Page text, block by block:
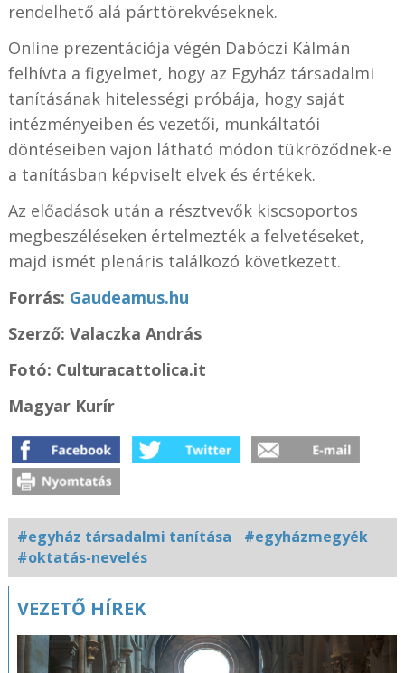
rendelhető alá párttörekvéseknek.
Online prezentációja végén Dabóczi Kálmán
felhívta a figyelmet, hogy az Egyház társadalmi
tanításának hitelességi próbája, hogy saját
intézményeiben és vezetői, munkáltatói
döntéseiben vajon látható módon tükröződnek-e
a tanításban képviselt elvek és értékek.
Az előadások után a résztvevők kiscsoportos
megbeszéléseken értelmezték a felvetéseket,
majd ismét plenáris találkozó következett.
Forrás: Gaudeamus.hu
Szerző: Valaczka András
Fotó: Culturacattolica.it
Magyar Kurír
#egyház társadalmi tanítása
#egyházmegyék
#oktatás-nevelés
Kapcsolódó
VEZETŐ HÍREK